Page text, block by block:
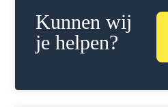
Kunnen wij
je helpen?